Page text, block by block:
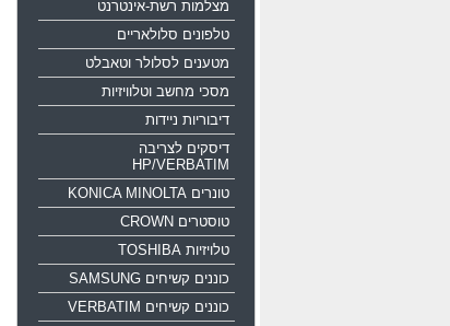
מצלמות רשת-אינטרנט
טלפונים סלולאריים
מטענים לסלולר וטאבלט
מסכי מחשב וטלוויזיות
דיבוריות ניידות
דיסקים לצריבה
HP/VERBATIM
טונרים KONICA MINOLTA
טוסטרים CROWN
טלויזיות TOSHIBA
כוננים קשיחים SAMSUNG
כוננים קשיחים VERBATIM